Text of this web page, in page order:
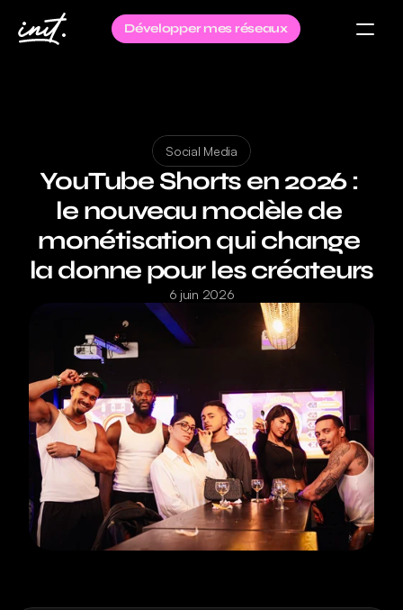
Social Media
YouTube Shorts en 2026 :
le nouveau modèle de
monétisation qui change
la donne pour les créateurs
6 juin 2026
Développer mes réseaux